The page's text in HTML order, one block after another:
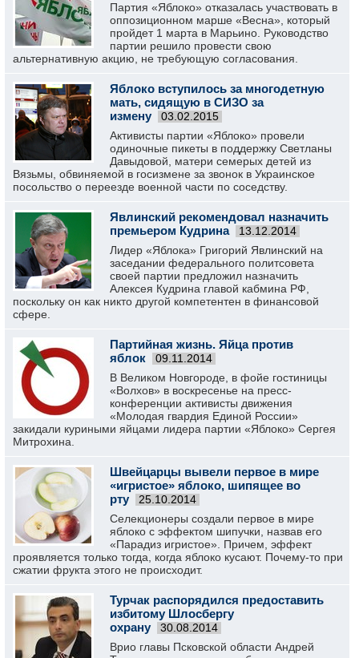
Партия «Яблоко» отказалась участвовать в
оппозиционном марше «Весна», который
пройдет 1 марта в Марьино. Руководство
партии решило провести свою
альтернативную акцию, не требующую согласования.
Яблоко вступилось за многодетную
мать, сидящую в СИЗО за
измену
03.02.2015
Активисты партии «Яблоко» провели
одиночные пикеты в поддержку Светланы
Давыдовой, матери семерых детей из
Вязьмы, обвиняемой в госизмене за звонок в Украинское
посольство о переезде военной части по соседству.
Явлинский рекомендовал назначить
премьером Кудрина
13.12.2014
Лидер «Яблока» Григорий Явлинский на
заседании федерального политсовета
своей партии предложил назначить
Алексея Кудрина главой кабмина РФ,
поскольку он как никто другой компетентен в финансовой
сфере.
Партийная жизнь. Яйца против
яблок
09.11.2014
В Великом Новгороде, в фойе гостиницы
«Волхов» в воскресенье на пресс-
конференции активисты движения
«Молодая гвардия Единой России»
закидали куриными яйцами лидера партии «Яблоко» Сергея
Митрохина.
Швейцарцы вывели первое в мире
«игристое» яблоко, шипящее во
рту
25.10.2014
Cелекционеры создали первое в мире
яблоко с эффектом шипучки, назвав его
«Парадиз игристое». Причем, эффект
проявляется только тогда, когда яблоко кусают. Почему-то при
сжатии фрукта этого не происходит.
Турчак распорядился предоставить
избитому Шлосбергу
охрану
30.08.2014
Врио главы Псковской области Андрей